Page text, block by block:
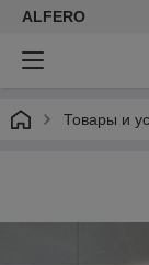
ALFERO
Товары и